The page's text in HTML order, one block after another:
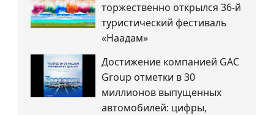
торжественно открылся 36-й
туристический фестиваль
«Наадам»
Достижение компанией GAC
Group отметки в 30
миллионов выпущенных
автомобилей: цифры,